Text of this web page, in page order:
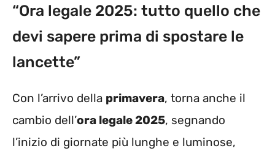
“Ora legale 2025: tutto quello che
devi sapere prima di spostare le
lancette”
Con l’arrivo della primavera, torna anche il
cambio dell’ora legale 2025, segnando
l’inizio di giornate più lunghe e luminose,